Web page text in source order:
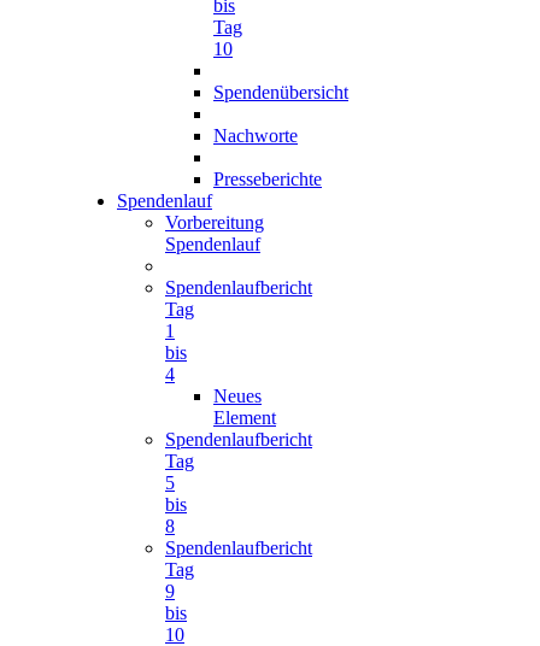
bis
Tag
10
Spendenübersicht
Nachworte
Presseberichte
Spendenlauf
Vorbereitung
Spendenlauf
Spendenlaufbericht
Tag
1
bis
4
Neues
Element
Spendenlaufbericht
Tag
5
bis
8
Spendenlaufbericht
Tag
9
bis
10